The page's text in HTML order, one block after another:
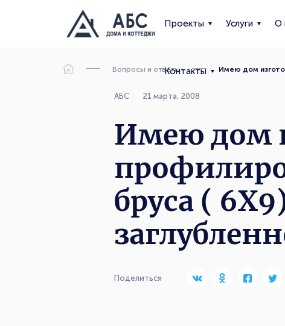
Проекты Услуги О
Контакты
Вопросы и ответы Имею дом
АБС 21 марта, 2008
Имею дом
бруса (
Поделиться